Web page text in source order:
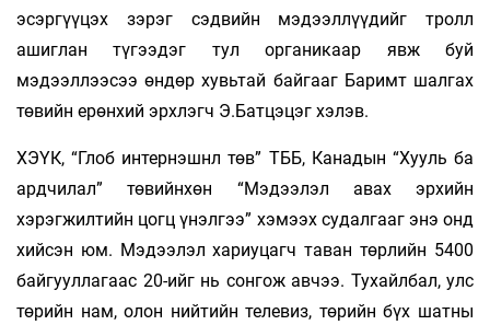
эсэргүүцэх зэрэг сэдвийн мэдээллүүдийг тролл
ашиглан түгээдэг тул органикаар явж буй
мэдээллээсээ өндөр хувьтай байгааг Баримт шалгах
төвийн ерөнхий эрхлэгч Э.Батцэцэг хэлэв.
ХЭҮК, “Глоб интернэшнл төв” ТББ, Канадын “Хууль ба
ардчилал” төвийнхөн “Мэдээлэл авах эрхийн
хэрэгжилтийн цогц үнэлгээ” хэмээх судалгааг энэ онд
хийсэн юм. Мэдээлэл хариуцагч таван төрлийн 5400
байгууллагаас 20-ийг нь сонгож авчээ. Тухайлбал, улс
төрийн нам, олон нийтийн телевиз, төрийн бүх шатны